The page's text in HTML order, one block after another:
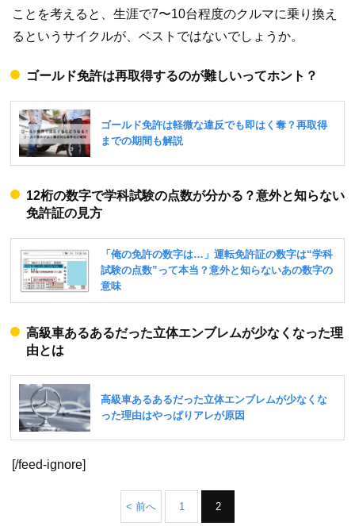
ことを考えると、生涯で7〜10台程度のクルマに乗り換え
るというサイクルが、ベストではないでしょうか。
ゴールド免許は再取得するのが難しいってホント？
12桁の数字で学科試験の点数が分かる？意外と知らない
免許証の見方
高級車あるあるだった立体エンブレムが少なくなった理
由とは
[/feed-ignore]
< 前へ 1 2